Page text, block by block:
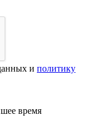
и политику
время